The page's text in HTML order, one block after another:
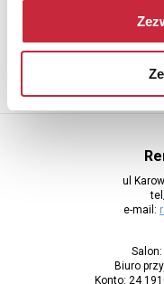
ul
e-mail:
Salon:
Biuro
Konto: 24